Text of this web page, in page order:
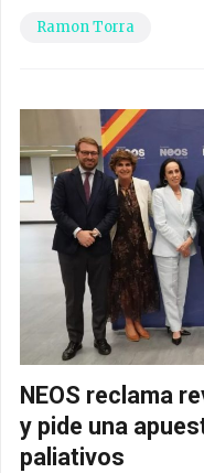
Ramon Torra
NEOS reclama
y pide una
paliativos